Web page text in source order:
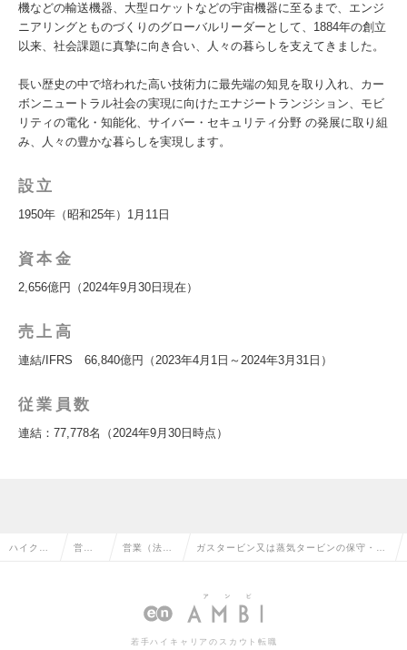
機などの輸送機器、大型ロケットなどの宇宙機器に至るまで、エンジ
ニアリングとものづくりのグローバルリーダーとして、1884年の創立
以来、社会課題に真摯に向き合い、人々の暮らしを支えてきました。
長い歴史の中で培われた高い技術力に最先端の知見を取り入れ、カー
ボンニュートラル社会の実現に向けたエナジートランジション、モビ
リティの電化・知能化、サイバー・セキュリティ分野 の発展に取り組
み、人々の豊かな暮らしを実現します。
設立
1950年（昭和25年）1月11日
資本金
2,656億円（2024年9月30日現在）
売上高
連結/IFRS 66,840億円（2023年4月1日～2024年3月31日）
従業員数
連結：77,778名（2024年9月30日時点）
ハイクラ 営業 営業（法人 ガスタービン又は蒸気タービンの保守・改
若手ハイキャリアのスカウト転職